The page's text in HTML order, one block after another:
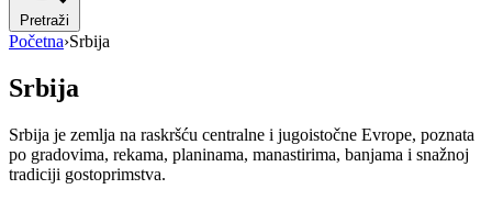
Pretraži
Početna›Srbija
Srbija
Srbija je zemlja na raskršću centralne i jugoistočne Evrope, poznata
po gradovima, rekama, planinama, manastirima, banjama i snažnoj
tradiciji gostoprimstva.